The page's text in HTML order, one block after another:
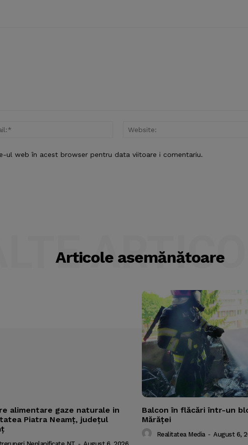
Email:*
ul web în acest browser pentru data viitoare i comentariu.
Articole asemănătoare
ALTE
alimentare gaze naturale in
Piatra Neamț, județul
Balcon în flăcări într-un
Mărăţei
Realitatea Media - August 6,